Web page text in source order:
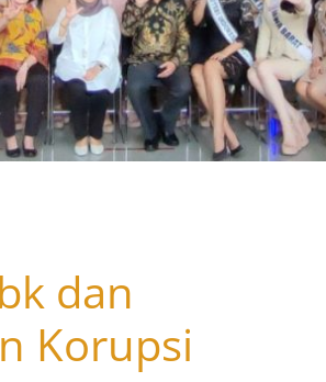
dan
Korupsi